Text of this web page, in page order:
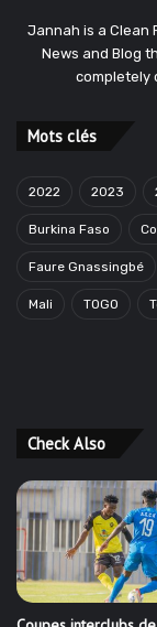
Jannah is a Clean
News and Blog
completely
Mots clés
2022 2023
Burkina Faso
Faure Gnassingbé
Mali TOGO
Check Also